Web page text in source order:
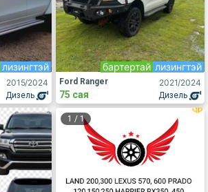
2015/2024
Дизель
лизингтэй
2021/2024
Дизель
лизингтэй
бартертай
Ford Ranger
75 сая
1 / 1